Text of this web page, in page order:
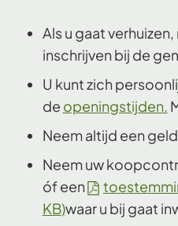
Als u gaat
inschrijven bij de
U kunt zich
de openingstijden.
Neem altijd een
Neem uw
óf een
KB)waar u bij gaat